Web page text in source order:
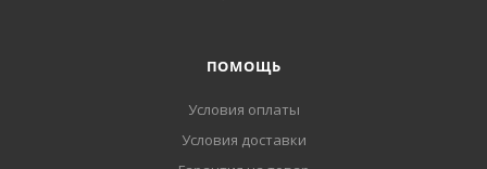
ПОМОЩЬ
Условия оплаты
Условия доставки